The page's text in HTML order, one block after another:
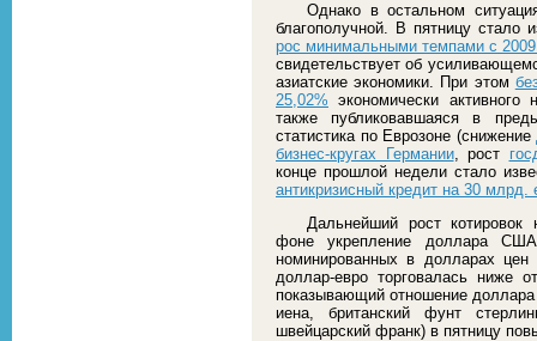
Однако в остальном
благополучной. В пятницу стало
рос минимальными темпами с 2009
свидетельствует об
азиатские экономики. При этом
25,02% экономически активного
также публиковавшаяся в
статистика по Еврозоне (снижение
бизнес-кругах Германии, рост
конце прошлой недели стало
антикризисный кредит на 30 млрд.
Дальнейший рост
фоне укрепление доллара
номинированных в долларах
доллар-евро торговалась ниже
показывающий отношение
иена, британский фунт
швейцарский франк) в пятницу